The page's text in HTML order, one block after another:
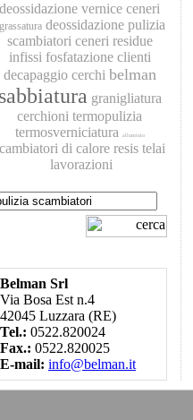
deossidazione vernice ceneri
deossidazione pulizia
scambiatori ceneri residue
infissi fosfatazione clienti
decapaggio cerchi belman
sabbiatura granigliatura
cerchioni termopulizia
termosverniciatura
alluminio
di calore resis telai
lavorazioni
Belman Srl
Via Bosa Est n.4
42045 Luzzara (RE)
Tel.: 0522.820024
Fax.: 0522.820025
E-mail: info@belman.it